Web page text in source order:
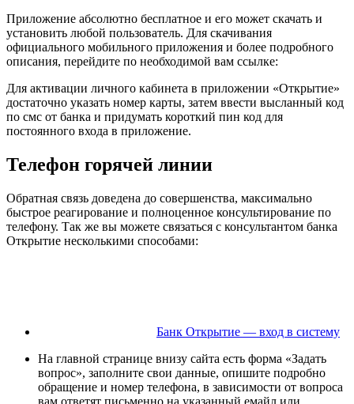
Приложение абсолютно бесплатное и его может скачать и
установить любой пользователь. Для скачивания
официального мобильного приложения и более подробного
описания, перейдите по необходимой вам ссылке:
Для активации личного кабинета в приложении «Открытие»
достаточно указать номер карты, затем ввести высланный код
по смс от банка и придумать короткий пин код для
постоянного входа в приложение.
Телефон горячей линии
Обратная связь доведена до совершенства, максимально
быстрое реагирование и полноценное консультирование по
телефону. Так же вы можете связаться с консультантом банка
Открытие несколькими способами:
Банк Открытие — вход в систему
На главной странице внизу сайта есть форма «Задать
вопрос», заполните свои данные, опишите подробно
обращение и номер телефона, в зависимости от вопроса
вам ответят письменно на указанный емайл или